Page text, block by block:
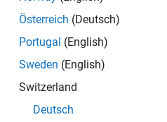
Österreich (Deutsch)
Portugal (English)
Sweden (English)
Switzerland
Deutsch